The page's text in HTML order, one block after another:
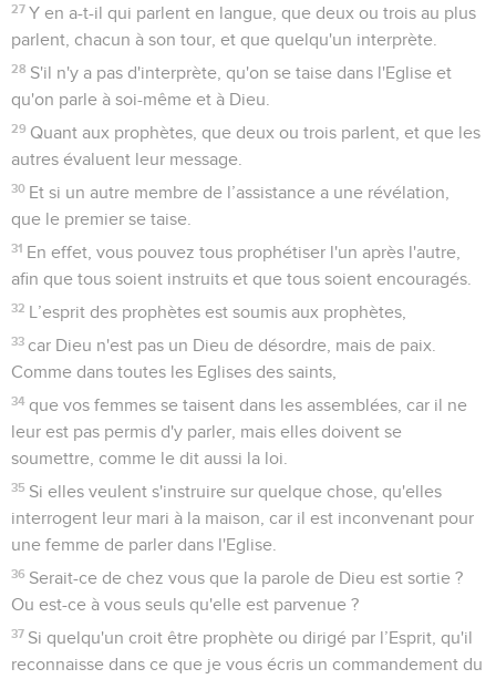
27 Y en a-t-il qui parlent en langue, que deux ou trois au plus
parlent, chacun à son tour, et que quelqu'un interprète.
28 S'il n'y a pas d'interprète, qu'on se taise dans l'Eglise et
qu'on parle à soi-même et à Dieu.
29 Quant aux prophètes, que deux ou trois parlent, et que les
autres évaluent leur message.
30 Et si un autre membre de l’assistance a une révélation,
que le premier se taise.
31 En effet, vous pouvez tous prophétiser l'un après l'autre,
afin que tous soient instruits et que tous soient encouragés.
32 L’esprit des prophètes est soumis aux prophètes,
33 car Dieu n'est pas un Dieu de désordre, mais de paix.
Comme dans toutes les Eglises des saints,
34 que vos femmes se taisent dans les assemblées, car il ne
leur est pas permis d'y parler, mais elles doivent se
soumettre, comme le dit aussi la loi.
35 Si elles veulent s'instruire sur quelque chose, qu'elles
interrogent leur mari à la maison, car il est inconvenant pour
une femme de parler dans l'Eglise.
36 Serait-ce de chez vous que la parole de Dieu est sortie ?
Ou est-ce à vous seuls qu'elle est parvenue ?
37 Si quelqu'un croit être prophète ou dirigé par l’Esprit, qu'il
reconnaisse dans ce que je vous écris un commandement du